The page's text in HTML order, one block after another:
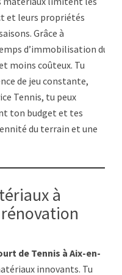
et leurs propriétés
Grâce à
d’immobilisation du
moins coûteux. Tu
de jeu constante,
Tennis, tu peux
ton budget et tes
du terrain et une
à
de Tennis à Aix-en-
innovants. Tu